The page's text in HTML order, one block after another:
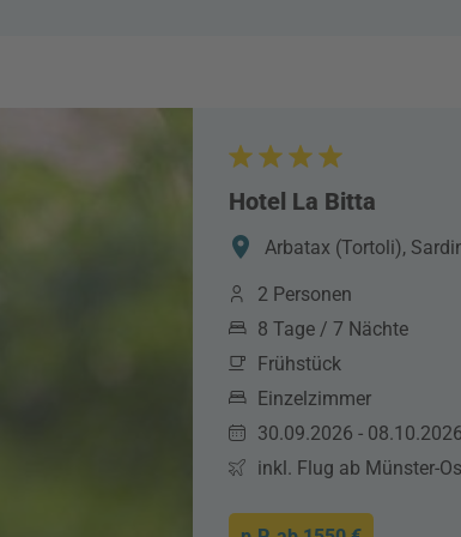
Hotel La Bitta
Arbatax (Tortoli),
2 Personen
8 Tage / 7 Nächte
Frühstück
Einzelzimmer
30.09.2026 -
inkl. Flug ab Münster-